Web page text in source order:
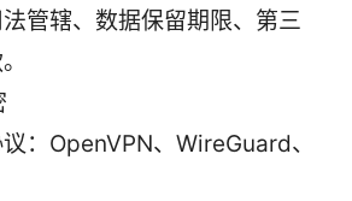
管辖、数据保留期限、第三
：OpenVPN、WireGuard、